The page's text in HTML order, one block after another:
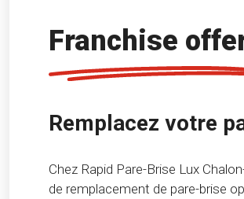
Franchise
Remplacez votre
Chez Rapid Pare-Brise Lux
de remplacement de pare-brise